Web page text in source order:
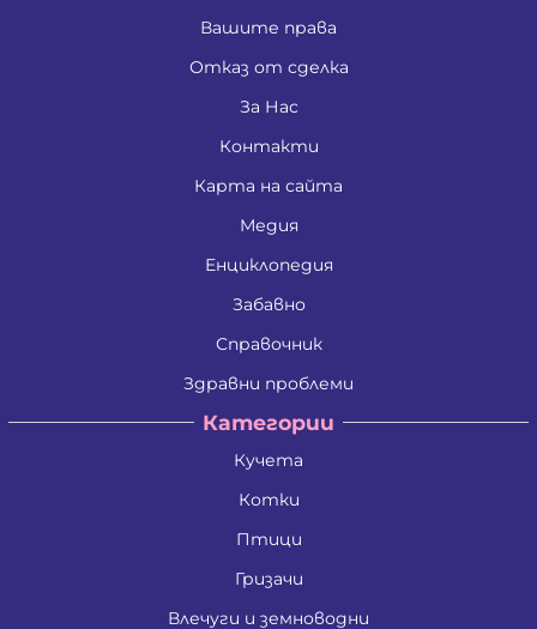
Вашите права
Отказ от сделка
За Нас
Контакти
Карта на сайта
Медия
Енциклопедия
Забавно
Справочник
Здравни проблеми
Категории
Кучета
Котки
Птици
Гризачи
Влечуги и земноводни